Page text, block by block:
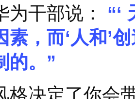
导者，让
支撑。
华为干部说：